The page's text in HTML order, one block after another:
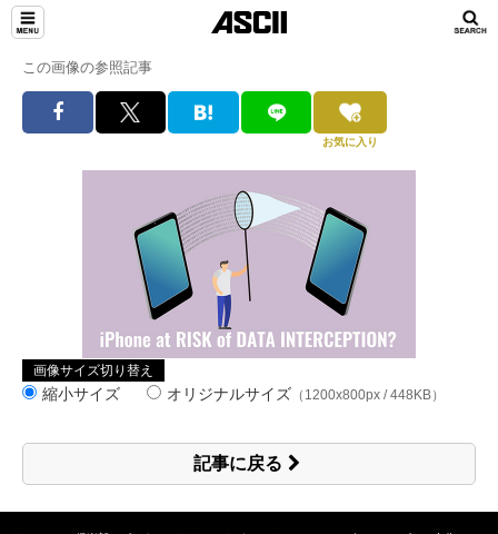
この画像の参照記事
お気に入り
画像サイズ切り替え
縮小サイズ オリジナルサイズ （1200x800px / 448KB）
記事に戻る